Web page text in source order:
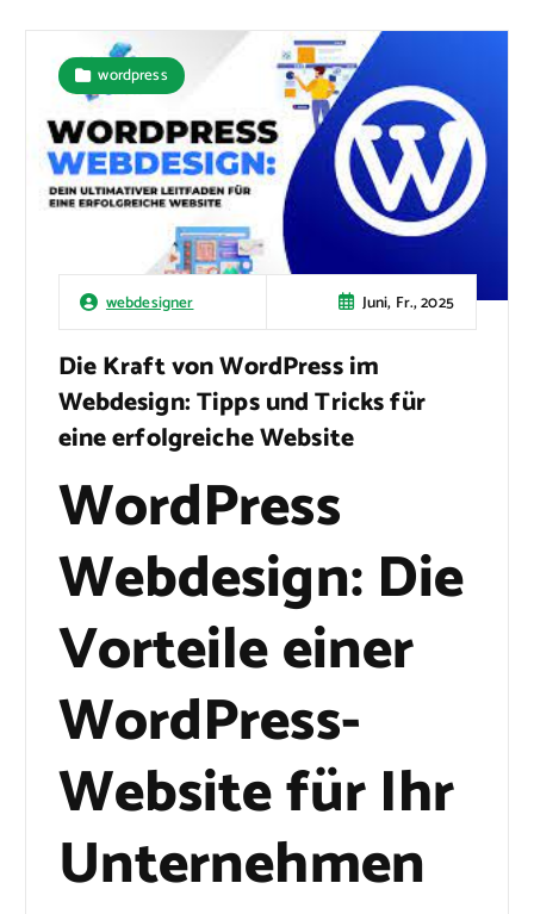
webdesigner Juni, Fr., 2025
wordpress
Die Kraft von WordPress im
Webdesign: Tipps und Tricks für
eine erfolgreiche Website
WordPress
Webdesign: Die
Vorteile einer
WordPress-
Website für Ihr
Unternehmen